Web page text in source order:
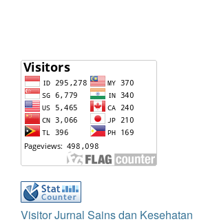
Visitor Jurnal Sains dan Kesehatan